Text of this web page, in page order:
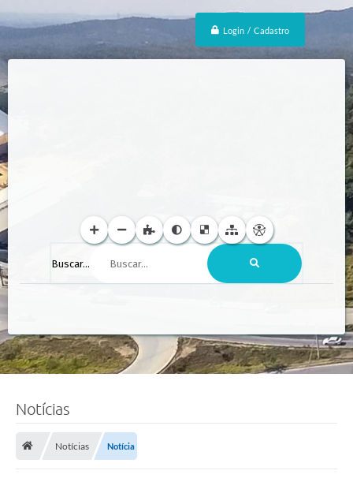
Login / Cadastro
Buscar...
Notícias
Notícias Notícia